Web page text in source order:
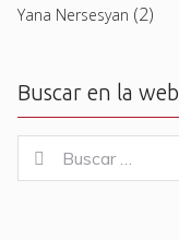
Yana Nersesyan (2)
Buscar en la web
for:
Buscar